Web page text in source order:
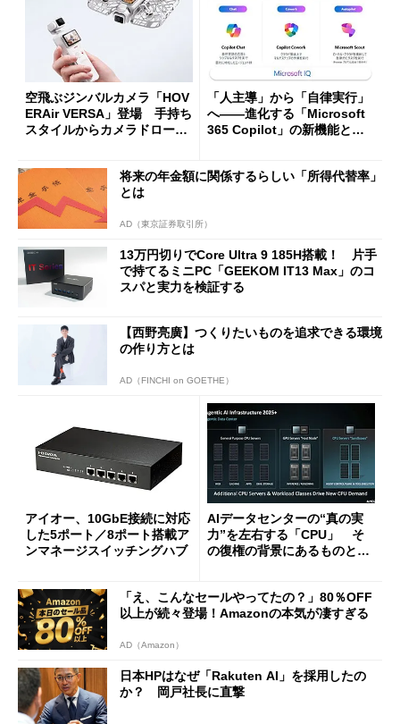
空飛ぶジンバルカメラ「HOV
ERAir VERSA」登場 手持ち
スタイルからカメラドローン
「人主導」から「自律実行」
へ――進化する「Microsoft
365 Copilot」の新機能とエ
将来の年金額に関係するらしい「所得代替率」
とは
AD（東京証券取引所）
13万円切りでCore Ultra 9 185H搭載！ 片手
で持てるミニPC「GEEKOM IT13 Max」のコ
スパと実力を検証する
【西野亮廣】つくりたいものを追求できる環境
の作り方とは
AD（FINCHI on GOETHE）
アイオー、10GbE接続に対応
した5ポート／8ポート搭載ア
ンマネージスイッチングハブ
AIデータセンターの“真の実
力”を左右する「CPU」 そ
の復権の背景にあるものと
「え、こんなセールやってたの？」80％OFF
以上が続々登場！Amazonの本気が凄すぎる
AD（Amazon）
日本HPはなぜ「Rakuten AI」を採用したの
か？ 岡戸社長に直撃